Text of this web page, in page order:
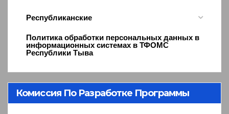
Республиканские
Политика обработки персональных данных в
информационных системах в ТФОМС
Республики Тыва
Комиссия По Разработке Программы